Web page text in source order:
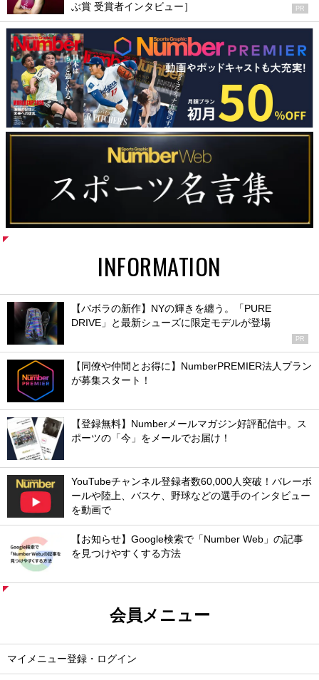
ぶ賞 受賞者インタビュー］
PR
INFORMATION
【バボラの新作】NYの輝きを纏う。「PURE
DRIVE」と最新シューズに限定モデルが登場
PR
【同僚や仲間とお得に】NumberPREMIER法人プラン
が募集スタート！
【登録無料】Numberメールマガジン好評配信中。ス
ポーツの「今」をメールでお届け！
YouTubeチャンネル登録者数60,000人突破！バレーボ
ールや陸上、バスケ、野球などの選手のインタビュー
を動画で
【お知らせ】Google検索で「Number Web」の記事
を見つけやすくする方法
会員メニュー
マイメニュー登録・ログイン